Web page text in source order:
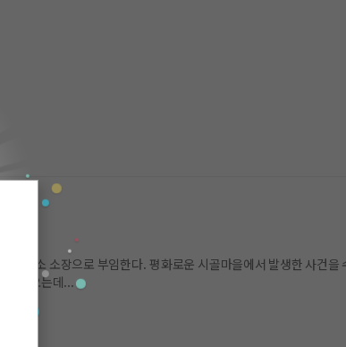
파출소 소장으로 부임한다. 평화로운 시골마을에서 발생한 사건을
다가오는데...